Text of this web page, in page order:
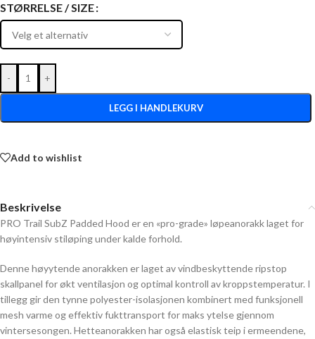
STØRRELSE / SIZE
- +
LEGG I HANDLEKURV
Add to wishlist
Beskrivelse
PRO Trail SubZ Padded Hood er en «pro-grade» løpeanorakk laget for
høyintensiv stiløping under kalde forhold.
Denne høyytende anorakken er laget av vindbeskyttende ripstop
skallpanel for økt ventilasjon og optimal kontroll av kroppstemperatur. I
tillegg gir den tynne polyester-isolasjonen kombinert med funksjonell
mesh varme og effektiv fukttransport for maks ytelse gjennom
vintersesongen. Hetteanorakken har også elastisk teip i ermeendene,